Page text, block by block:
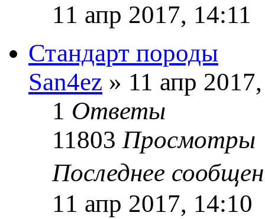
11 апр 2017, 14:11
Стандарт породы
San4ez » 11 апр
1 Ответы
11803Просмотры
Последнее
11 апр 2017, 14:10